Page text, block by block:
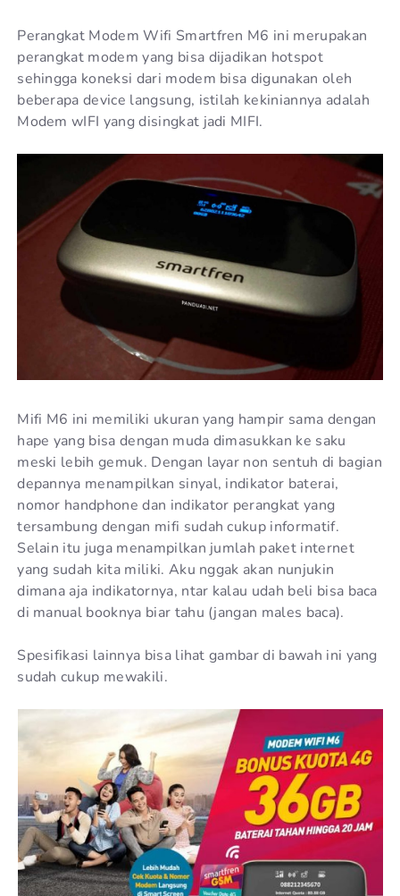
Perangkat Modem Wifi Smartfren M6 ini merupakan
perangkat modem yang bisa dijadikan hotspot
sehingga koneksi dari modem bisa digunakan oleh
beberapa device langsung, istilah kekiniannya adalah
Modem wIFI yang disingkat jadi MIFI.
Mifi M6 ini memiliki ukuran yang hampir sama dengan
hape yang bisa dengan muda dimasukkan ke saku
meski lebih gemuk. Dengan layar non sentuh di bagian
depannya menampilkan sinyal, indikator baterai,
nomor handphone dan indikator perangkat yang
tersambung dengan mifi sudah cukup informatif.
Selain itu juga menampilkan jumlah paket internet
yang sudah kita miliki. Aku nggak akan nunjukin
dimana aja indikatornya, ntar kalau udah beli bisa baca
di manual booknya biar tahu (jangan males baca).
Spesifikasi lainnya bisa lihat gambar di bawah ini yang
sudah cukup mewakili.